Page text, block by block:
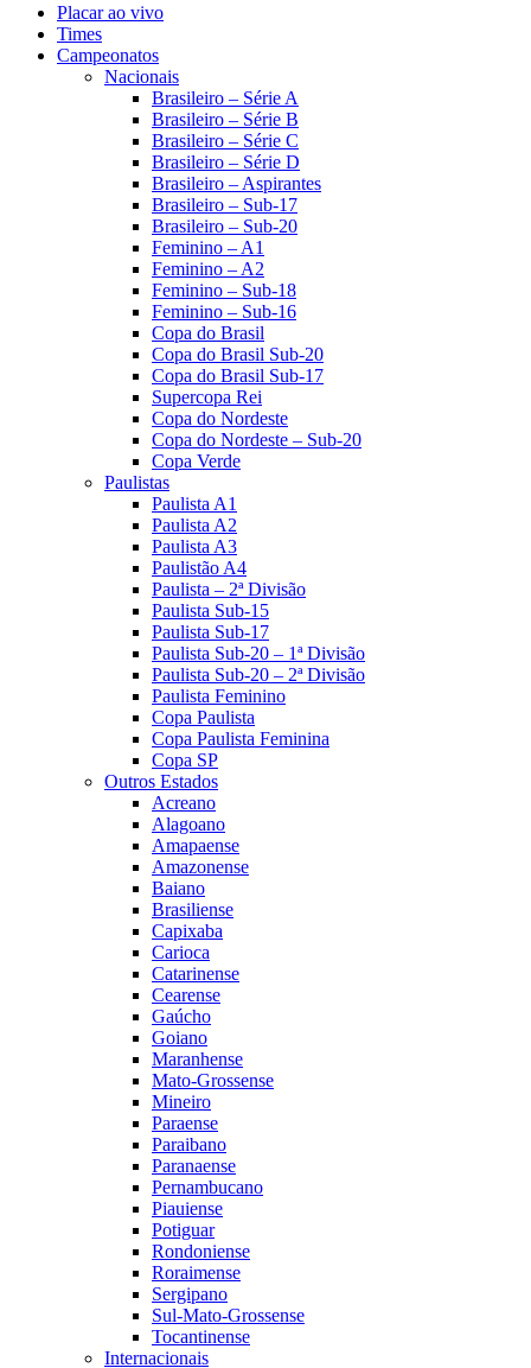
Placar ao vivo
Times
Campeonatos
Nacionais
Brasileiro – Série A
Brasileiro – Série B
Brasileiro – Série C
Brasileiro – Série D
Brasileiro – Aspirantes
Brasileiro – Sub-17
Brasileiro – Sub-20
Feminino – A1
Feminino – A2
Feminino – Sub-18
Feminino – Sub-16
Copa do Brasil
Copa do Brasil Sub-20
Copa do Brasil Sub-17
Supercopa Rei
Copa do Nordeste
Copa do Nordeste – Sub-20
Copa Verde
Paulistas
Paulista A1
Paulista A2
Paulista A3
Paulistão A4
Paulista – 2ª Divisão
Paulista Sub-15
Paulista Sub-17
Paulista Sub-20 – 1ª Divisão
Paulista Sub-20 – 2ª Divisão
Paulista Feminino
Copa Paulista
Copa Paulista Feminina
Copa SP
Outros Estados
Acreano
Alagoano
Amapaense
Amazonense
Baiano
Brasiliense
Capixaba
Carioca
Catarinense
Cearense
Gaúcho
Goiano
Maranhense
Mato-Grossense
Mineiro
Paraense
Paraibano
Paranaense
Pernambucano
Piauiense
Potiguar
Rondoniense
Roraimense
Sergipano
Sul-Mato-Grossense
Tocantinense
Internacionais